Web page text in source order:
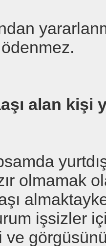
alan kişi
olmamak
işsizler